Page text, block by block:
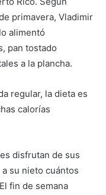
primavera, Vladimir
alimentó
pan tostado
a la plancha.
regular, la dieta es
calorías
disfrutan de sus
su nieto cuántos
fin de semana